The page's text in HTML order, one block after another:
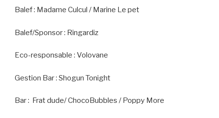
Balef : Madame Culcul / Marine Le pet
Balef/Sponsor : Ringardiz
Eco-responsable : Volovane
Gestion Bar : Shogun Tonight
Bar : Frat dude/ ChocoBubbles / Poppy More